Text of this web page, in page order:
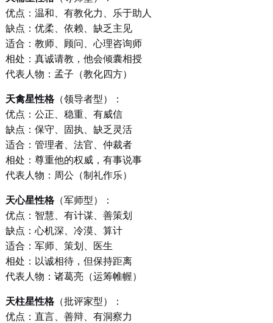
优点：温和、有教化力、乐于助人
缺点：优柔、依赖、缺乏主见
适合：教师、顾问、心理咨询师
相处：真诚请教，他会倾囊相授
代表人物：孟子（教化四方）
天禽星性格（领导者型）：
优点：公正、稳重、有威信
缺点：保守、固执、缺乏灵活
适合：管理者、法官、仲裁者
相处：尊重他的权威，有事说事
代表人物：周公（制礼作乐）
天心星性格（军师型）：
优点：智慧、有计谋、善策划
缺点：心机深、冷漠、算计
适合：军师、策划、医生
相处：以诚相待，但保持距离
代表人物：诸葛亮（运筹帷幄）
天柱星性格（批评家型）：
优点：直言、善辩、有洞察力